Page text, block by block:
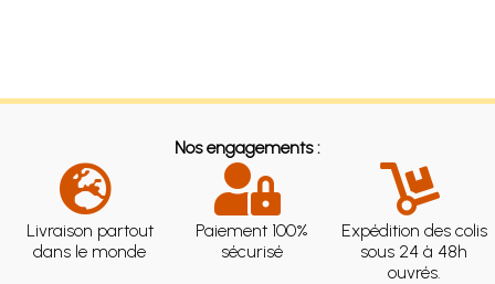
Nos engagements :
Livraison partout
dans le monde
Paiement 100%
sécurisé
Expédition des colis
sous 24 à 48h
ouvrés.